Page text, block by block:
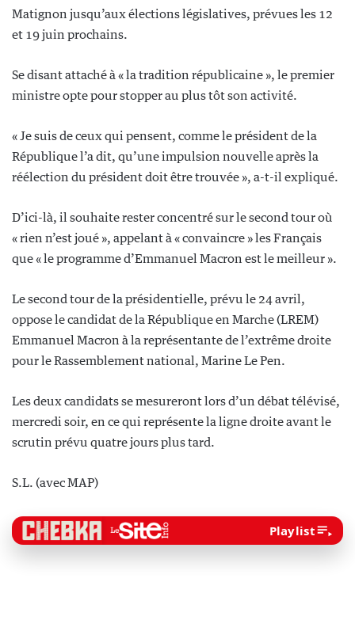
Matignon jusqu’aux élections législatives, prévues les 12
et 19 juin prochains.
Se disant attaché à « la tradition républicaine », le premier
ministre opte pour stopper au plus tôt son activité.
« Je suis de ceux qui pensent, comme le président de la
République l’a dit, qu’une impulsion nouvelle après la
réélection du président doit être trouvée », a-t-il expliqué.
D’ici-là, il souhaite rester concentré sur le second tour où
« rien n’est joué », appelant à « convaincre » les Français
que « le programme d’Emmanuel Macron est le meilleur ».
Le second tour de la présidentielle, prévu le 24 avril,
oppose le candidat de la République en Marche (LREM)
Emmanuel Macron à la représentante de l’extrême droite
pour le Rassemblement national, Marine Le Pen.
Les deux candidats se mesureront lors d’un débat télévisé,
mercredi soir, en ce qui représente la ligne droite avant le
scrutin prévu quatre jours plus tard.
S.L. (avec MAP)
Playlist